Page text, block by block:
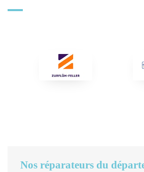
Nos réparateurs du